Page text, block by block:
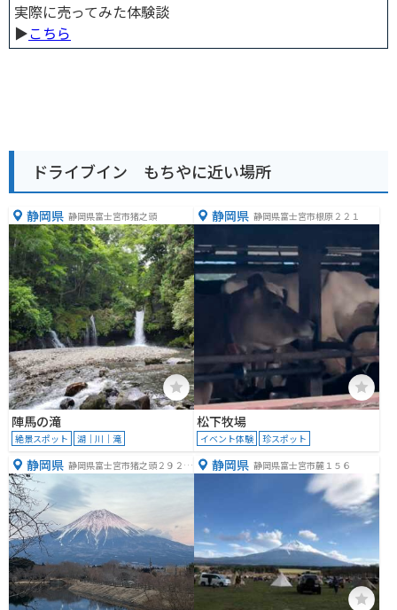
実際に売ってみた体験談
▶︎こちら
ドライブイン もちやに近い場所
静岡県 静岡県富士宮市猪之頭
陣馬の滝
絶景スポット 湖｜川｜滝
静岡県 静岡県富士宮市根原２２１
松下牧場
イベント体験 珍スポット
静岡県 静岡県富士宮市猪之頭２９２９
静岡県 静岡県富士宮市麓１５６